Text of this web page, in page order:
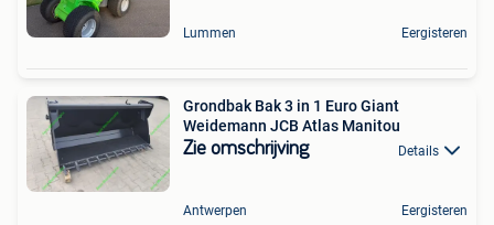
Lummen Eergisteren
Grondbak Bak 3 in 1 Euro Giant
Weidemann JCB Atlas Manitou
Zie omschrijving Details
Antwerpen Eergisteren